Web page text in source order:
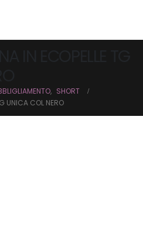
, SHORT
UNICA COL NERO